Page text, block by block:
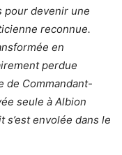
pour devenir une
reconnue.
en
perdue
de Commandant-
seule à Albion
s’est envolée dans le